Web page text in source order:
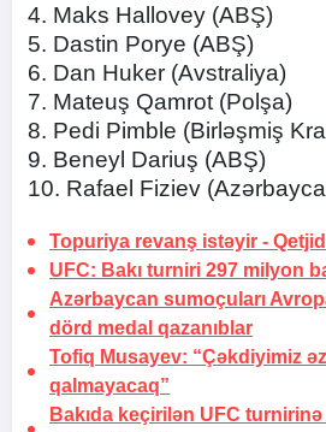
4. Maks Hallovey (ABŞ)
5. Dastin Porye (ABŞ)
6. Dan Huker (Avstraliya)
7. Mateuş Qamrot (Polşa)
8. Pedi Pimble (Birləşmiş
9. Beneyl Dariuş (ABŞ)
10. Rafael Fiziev
Topuriya revanş istəyir -
UFC: Bakı turniri 297 milyon
Azərbaycan sumoçuları
dörd medal qazanıblar
Tofiq Musayev: “Çəkdiyimiz
qalmayacaq”
Bakıda keçirilən UFC